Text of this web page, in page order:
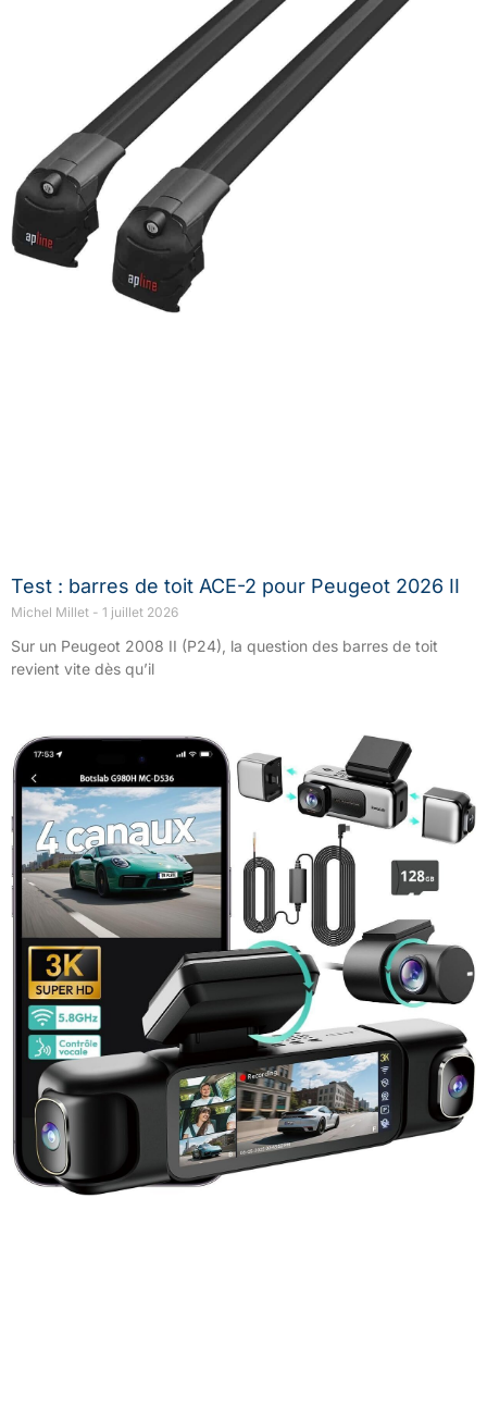
Test : barres de toit ACE-2 pour Peugeot 2026 II
Michel Millet 1 juillet 2026
Sur un Peugeot 2008 II (P24), la question des barres de toit
revient vite dès qu’il